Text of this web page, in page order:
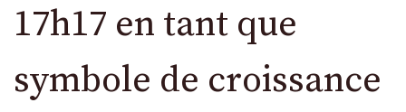
17h17 en tant que
symbole de croissance